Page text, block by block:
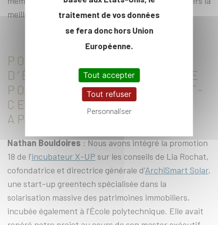
meilleure solution.
POURQUOI AVOIR CHOISI
D’ÊTRE INCUBÉ À L’ÉCOLE
POLYTECHNIQUE ? QU’EST-
CE QUE CELA VOUS A
APPORTÉ ?
Nathan Bouldoires: Nous avons intégré la promotion
18 de l’incubateur X-UP sur les conseils de Lia Rochat,
cofondatrice et directrice générale d’ArchiSmart Solar,
une start-up greentech spécialisée dans la
solarisation massive des patrimoines immobiliers,
incubée également à l’École polytechnique. Elle avait
traitement de vos données
se fera donc hors Union
Européenne.
Tout accepter
Tout refuser
Personnaliser